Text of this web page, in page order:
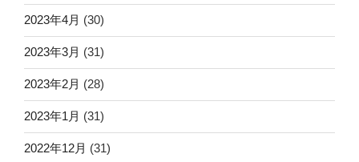
2023年4月 (30)
2023年3月 (31)
2023年2月 (28)
2023年1月 (31)
2022年12月 (31)